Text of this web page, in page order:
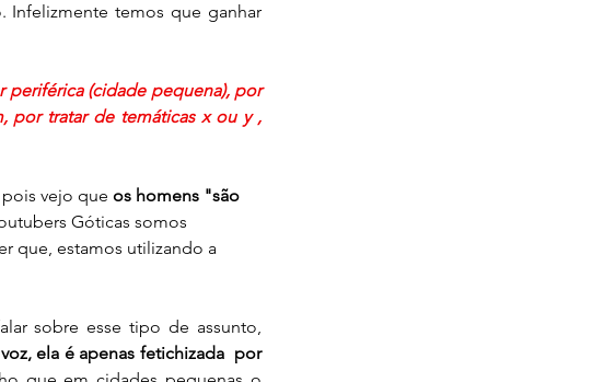
Infelizmente temos que ganhar
periférica (cidade pequena), por
por tratar de temáticas x ou y ,
vejo que os homens "são
Góticas somos
que, estamos utilizando a
sobre esse tipo de assunto,
ela é apenas fetichizada  por